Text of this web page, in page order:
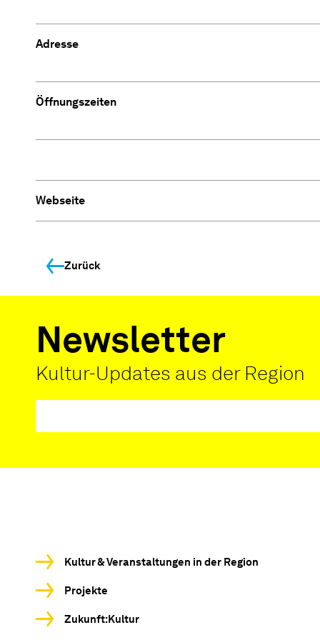
Adresse
Öffnungszeiten
Webseite
Zurück
Newsletter
Kultur-Updates aus der Region
Kultur & Veranstaltungen in der Region
Projekte
Zukunft:Kultur